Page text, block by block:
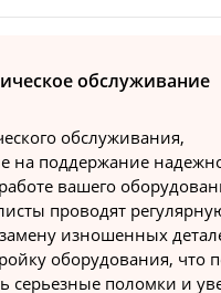
обслуживание
обслуживания,
на поддержание
вашего
проводят
изношенных
оборудования, что
серьезные поломки и